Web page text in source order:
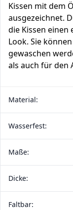
Kissen mit dem
ausgezeichnet.
die Kissen
Look. Sie
gewaschen
als auch für den
Material:
Wasserfest:
Maße:
Dicke:
Faltbar: